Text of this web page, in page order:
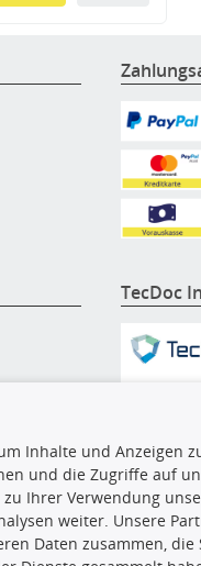
TecDoc
gesamte
und/oder
Inhalte und Anzeigen
und die Zugriffe auf
Ihrer Verwendung
weiter. Unsere
Daten zusammen,